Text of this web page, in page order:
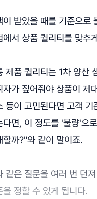
이 받았을 때를 기준으로
에서 상품 퀄리티를 맞추
제품 퀄리티는 1차 양산
자가 짚어줘야 상품이 제
등이 고민된다면 고객
다면, 이 정도를 '불량'으
할까?"와 같이 말이죠.
같은 질문을 여러 번 던
을 정할 수 있게 됩니다.